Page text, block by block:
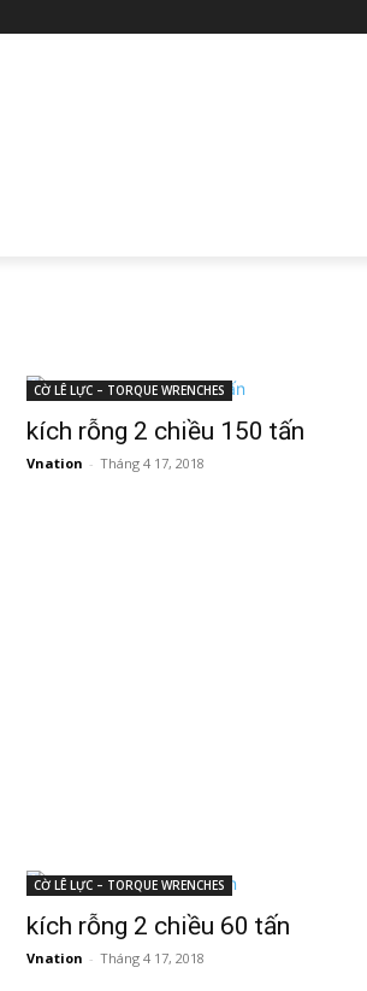
CỜ LÊ LỰC – TORQUE WRENCHES
kích rỗng 2 chiều 150 tấn
Vnation - Tháng 4 17, 2018
CỜ LÊ LỰC – TORQUE WRENCHES
kích rỗng 2 chiều 60 tấn
Vnation - Tháng 4 17, 2018